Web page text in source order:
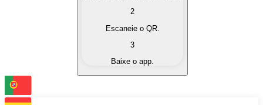
Converta suas criptomoedas em moeda fiduciária
Troque uma criptomoeda por outra
2
Escaneie o QR.
3
Baixe o app.